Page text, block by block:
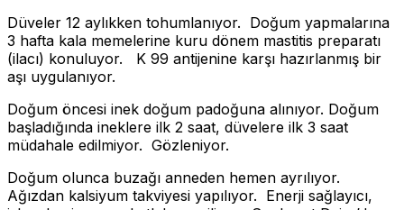
Düveler 12 aylıkken tohumlanıyor. Doğum yapmalarına
3 hafta kala memelerine kuru dönem mastitis preparatı
(ilacı) konuluyor. K 99 antijenine karşı hazırlanmış bir
aşı uygulanıyor.
Doğum öncesi inek doğum padoğuna alınıyor. Doğum
başladığında ineklere ilk 2 saat, düvelere ilk 3 saat
müdahale edilmiyor. Gözleniyor.
Doğum olunca buzağı anneden hemen ayrılıyor.
Ağızdan kalsiyum takviyesi yapılıyor. Enerji sağlayıcı,